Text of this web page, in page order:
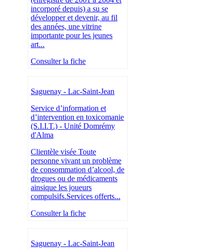
incorporé depuis) a su se
développer et devenir, au fil
des années, une vitrine
importante pour les jeunes
art...
Consulter la fiche
Saguenay - Lac-Saint-Jean
Service d’information et
d’intervention en toxicomanie
(S.I.I.T.) - Unité Domrémy
d'Alma
Clientèle visée Toute
personne vivant un problème
de consommation d’alcool, de
drogues ou de médicaments
ainsique les joueurs
compulsifs.Services offerts...
Consulter la fiche
Saguenay - Lac-Saint-Jean